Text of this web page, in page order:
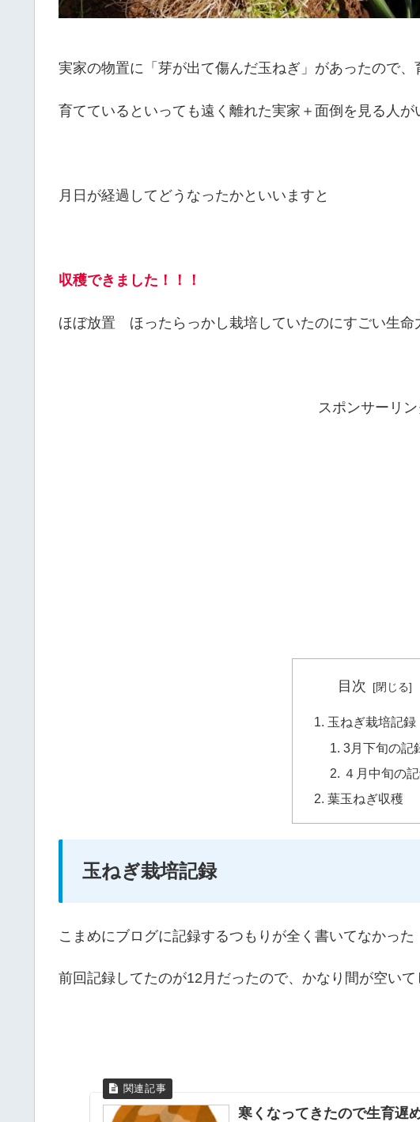
実家の物置に「芽が出て傷んだ玉ねぎ」があったので、
育てているといっても遠く離れた実家＋面倒を見る人
月日が経過してどうなったかといいますと
収穫できました！！！
ほぼ放置 ほったらっかし栽培していたのにすごい生命
スポンサーリン
目次
玉ねぎ栽培記録
3月下旬の記
４月中旬の
葉玉ねぎ収穫
玉ねぎ栽培記録
こまめにブログに記録するつもりが全く書いてなかった
前回記録してたのが12月だったので、かなり間が空いて
寒くなってきたので生育遅